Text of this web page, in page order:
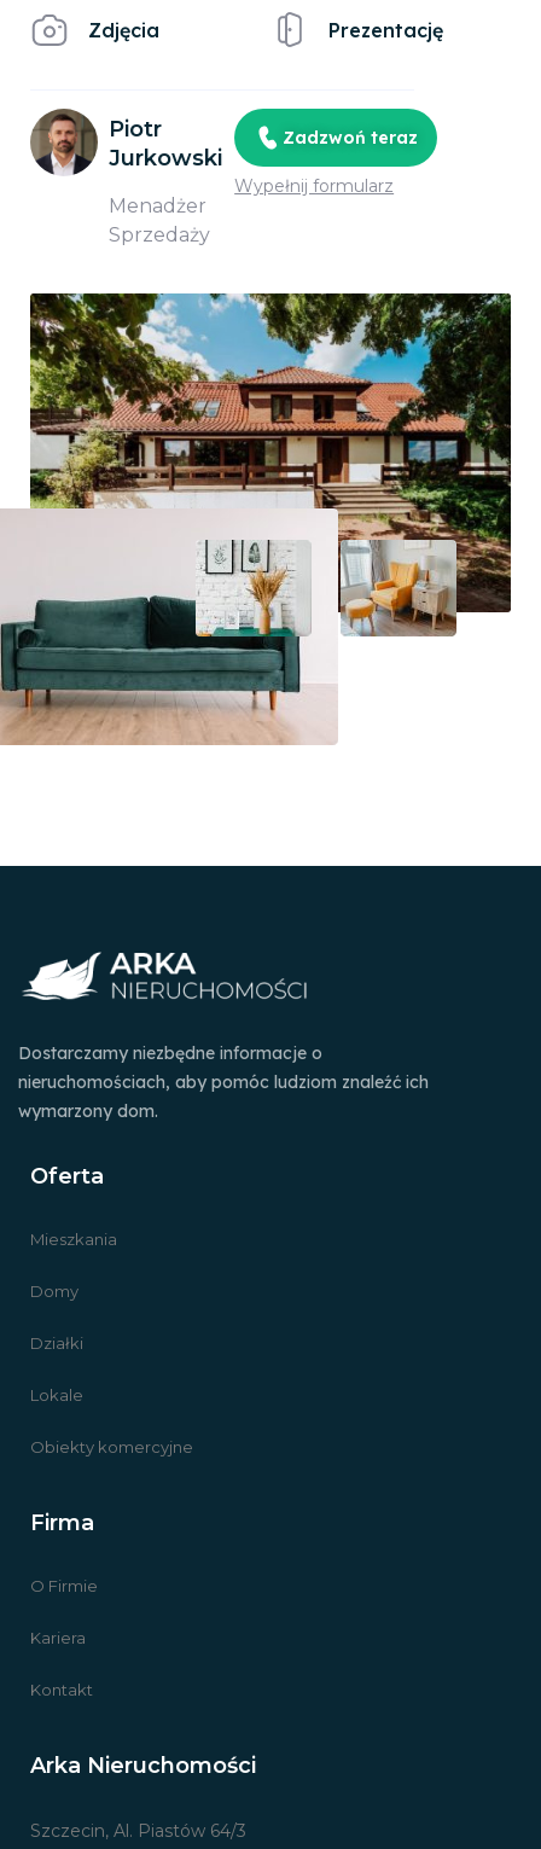
Zdjęcia Prezentację
Piotr
Jurkowski
Menadżer
Sprzedaży
Zadzwoń teraz
Wypełnij formularz
Dostarczamy niezbędne informacje o
nieruchomościach, aby pomóc ludziom znaleźć ich
wymarzony dom.
Oferta
Mieszkania
Domy
Działki
Lokale
Obiekty komercyjne
Firma
O Firmie
Kariera
Kontakt
Arka Nieruchomości
Szczecin, Al. Piastów 64/3